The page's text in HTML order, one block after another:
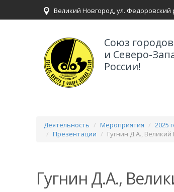
Великий Новгород, ул. Федоровский
Союз
и Северо-
России!
Деятельность Мероприятия 2025
Презентации
Гугнин Д.А.,
Гугнин Д.А.,